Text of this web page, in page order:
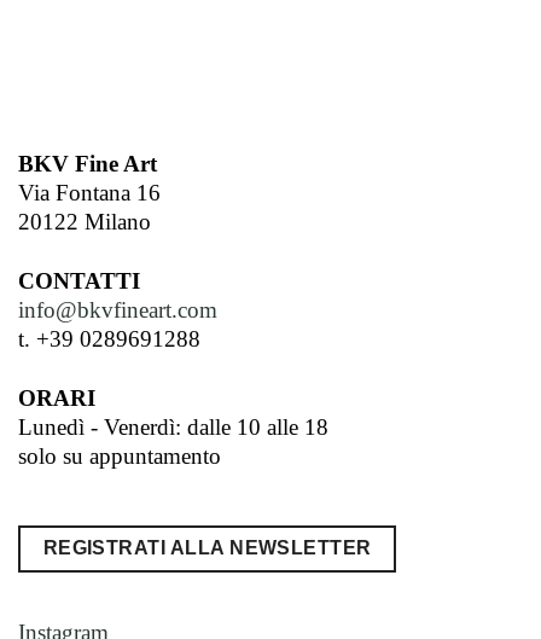
BKV Fine Art
Via Fontana 16
20122 Milano
CONTATTI
info@bkvfineart.com
t. +39 0289691288
ORARI
Lunedì - Venerdì: dalle 10 alle 18
solo su appuntamento
REGISTRATI ALLA NEWSLETTER
Instagram